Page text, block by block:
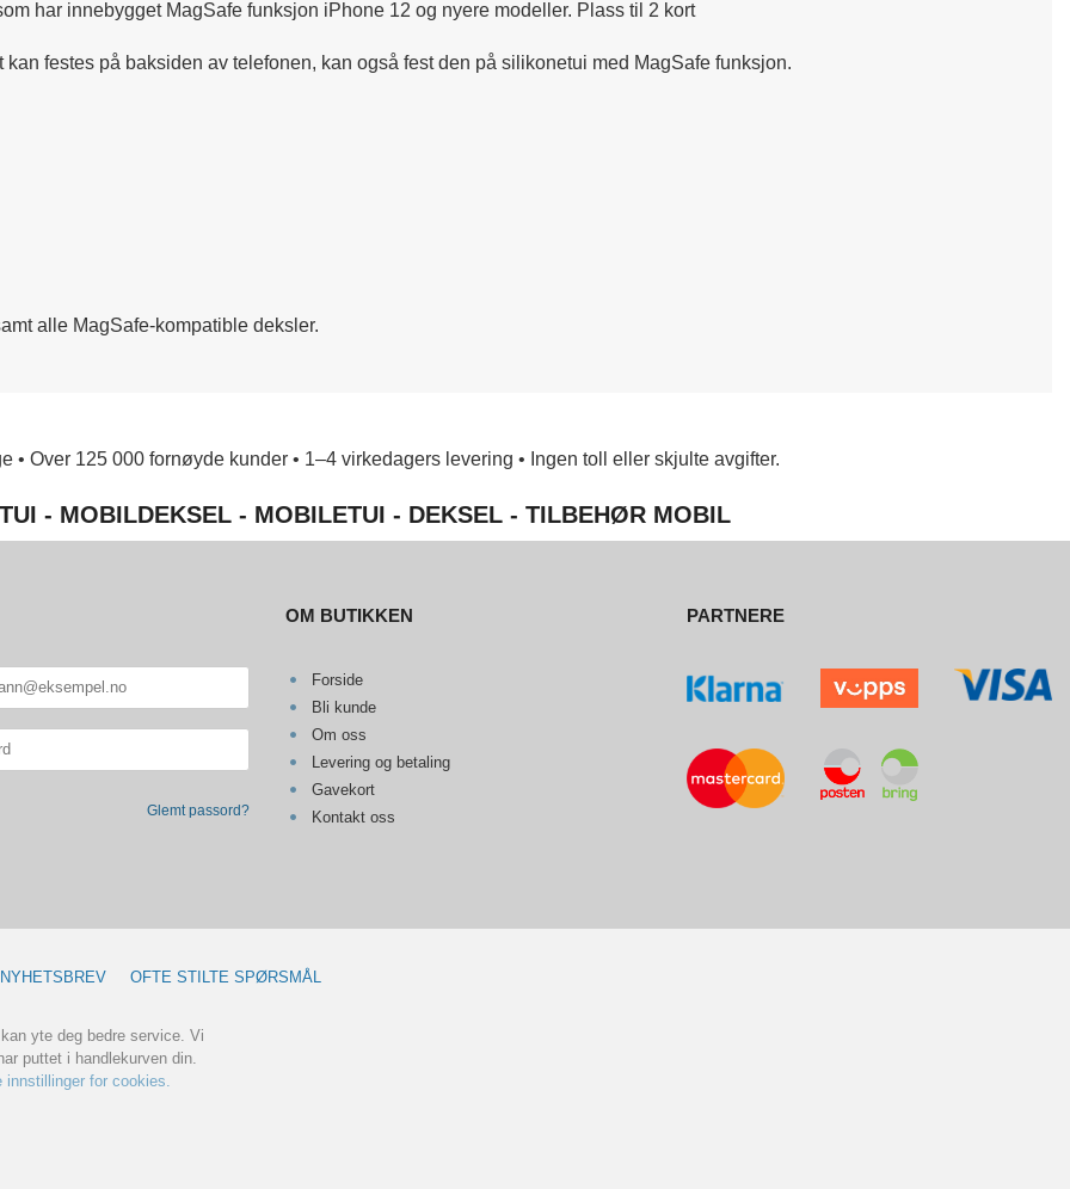
har innebygget MagSafe funksjon iPhone 12 og nyere modeller. Plass til 2 kort
festes på baksiden av telefonen, kan også fest den på silikonetui med MagSafe funksjon.
alle MagSafe-kompatible deksler.
• Over 125 000 fornøyde kunder • 1–4 virkedagers levering • Ingen toll eller skjulte avgifter.
- MOBILDEKSEL - MOBILETUI - DEKSEL - TILBEHØR MOBIL
Glemt passord?
OM BUTIKKEN
Forside
Bli kunde
Om oss
Levering og betaling
Gavekort
Kontakt oss
PARTNERE
NYHETSBREV OFTE STILTE SPØRSMÅL
yte deg bedre service. Vi
puttet i handlekurven din.
innstillinger for cookies.